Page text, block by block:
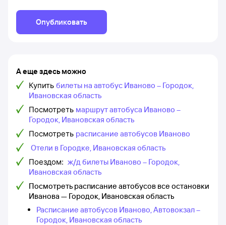
Опубликовать
А еще здесь можно
Купить билеты на автобус Иваново – Городок,
Ивановская область
Посмотреть маршрут автобуса Иваново –
Городок, Ивановская область
Посмотреть расписание автобусов Иваново
Отели в Городке, Ивановская область
Поездом: ж/д билеты Иваново – Городок,
Ивановская область
Посмотреть расписание автобусов все остановки
Иванова — Городок, Ивановская область
Расписание автобусов Иваново, Автовокзал –
Городок, Ивановская область